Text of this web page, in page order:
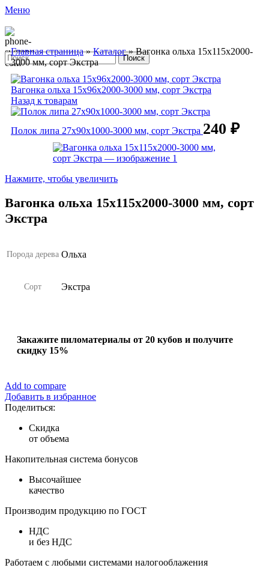
Меню
Поиск
Главная страница»Каталог»Вагонка ольха 15х115х2000-
3000 мм, сорт Экстра
Вагонка ольха 15х96х2000-3000 мм, сорт Экстра
Назад к товарам
Полок липа 27х90х1000-3000 мм, сорт Экстра 240 ₽
Нажмите, чтобы увеличить
Вагонка ольха 15х115х2000-3000 мм, сорт
Экстра
Порода дерева Ольха
Сорт Экстра
Закажите пиломатериалы от 20 кубов и получите
скидку 15%
Add to compare
Добавить в избранное
Поделиться:
Скидка
от объема
Накопительная система бонусов
Высочайшее
качество
Производим продукцию по ГОСТ
НДС
и без НДС
Работаем с любыми системами налогооблажения